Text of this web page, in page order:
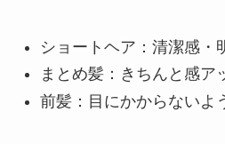
ショートヘア：清潔感・
まとめ髪：きちんと感ア
前髪：目にかからないよ